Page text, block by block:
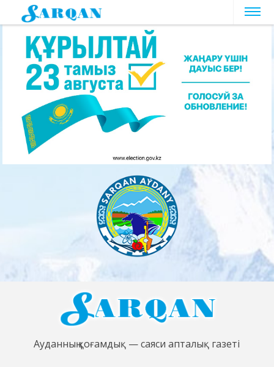
Ауданның қоғамдық — саяси апталық газеті